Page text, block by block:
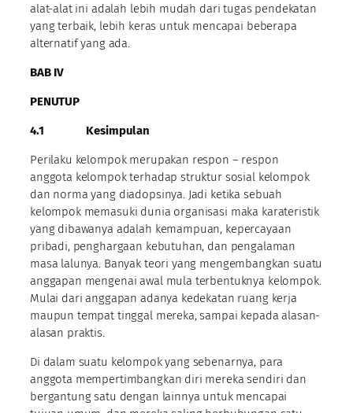
alat-alat ini adalah lebih mudah dari tugas pendekatan
yang terbaik, lebih keras untuk mencapai beberapa
alternatif yang ada.
BAB IV
PENUTUP
4.1 Kesimpulan
Perilaku kelompok merupakan respon – respon
anggota kelompok terhadap struktur sosial kelompok
dan norma yang diadopsinya. Jadi ketika sebuah
kelompok memasuki dunia organisasi maka karateristik
yang dibawanya adalah kemampuan, kepercayaan
pribadi, penghargaan kebutuhan, dan pengalaman
masa lalunya. Banyak teori yang mengembangkan suatu
anggapan mengenai awal mula terbentuknya kelompok.
Mulai dari anggapan adanya kedekatan ruang kerja
maupun tempat tinggal mereka, sampai kepada alasan-
alasan praktis.
Di dalam suatu kelompok yang sebenarnya, para
anggota mempertimbangkan diri mereka sendiri dan
bergantung satu dengan lainnya untuk mencapai